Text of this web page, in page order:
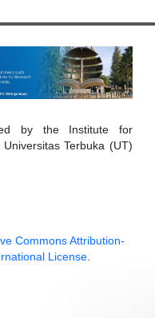
by the Institute for
Terbuka (UT)
Commons Attribution-
License